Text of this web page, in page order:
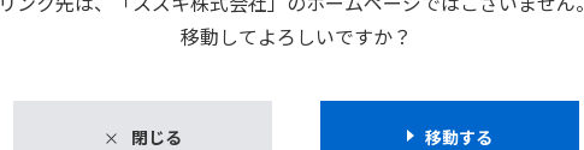
移動してよろしいですか？
閉じる 移動する